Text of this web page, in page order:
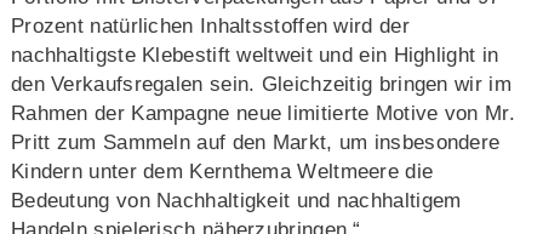
Prozent natürlichen Inhaltsstoffen wird der
nachhaltigste Klebestift weltweit und ein Highlight in
den Verkaufsregalen sein. Gleichzeitig bringen wir im
Rahmen der Kampagne neue limitierte Motive von Mr.
Pritt zum Sammeln auf den Markt, um insbesondere
Kindern unter dem Kernthema Weltmeere die
Bedeutung von Nachhaltigkeit und nachhaltigem
Handeln spielerisch näherzubringen.“